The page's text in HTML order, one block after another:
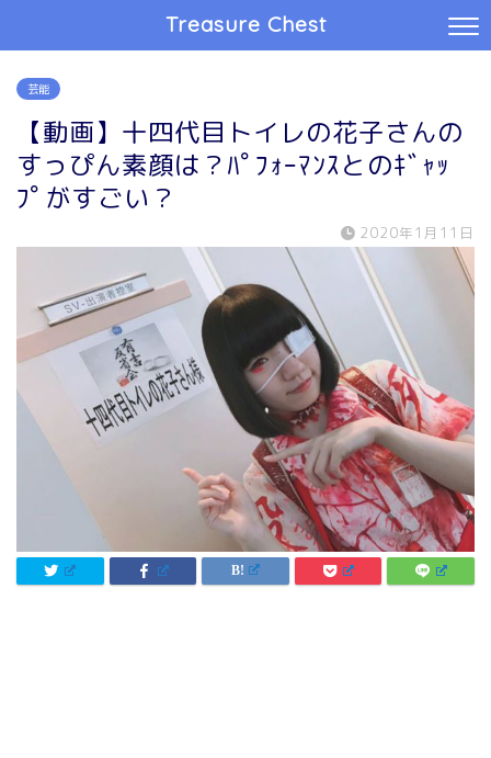
Treasure Chest
芸能
【動画】十四代目トイレの花子さんの
すっぴん素顔は？ﾊﾟﾌｫｰﾏﾝｽとのｷﾞｬｯ
ﾌﾟがすごい？
2020年1月11日